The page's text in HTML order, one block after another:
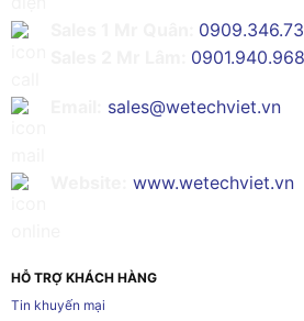
0901.940.968
sales@wetechviet.vn
www.wetechviet.vn
HỖ TRỢ KHÁCH HÀNG
Tin khuyến mại